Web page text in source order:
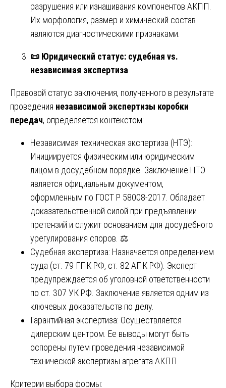
разрушения или изнашивания компонентов АКПП.
Их морфология, размер и химический состав
являются диагностическими признаками.
📜 Юридический статус: судебная vs.
независимая экспертиза
Правовой статус заключения, полученного в результате
проведения независимой экспертизы коробки
передач, определяется контекстом:
Независимая техническая экспертиза (НТЭ):
Инициируется физическим или юридическим
лицом в досудебном порядке. Заключение НТЭ
является официальным документом,
оформленным по ГОСТ Р 58008-2017. Обладает
доказательственной силой при предъявлении
претензий и служит основанием для досудебного
урегулирования споров. ⚖️
Судебная экспертиза: Назначается определением
суда (ст. 79 ГПК РФ, ст. 82 АПК РФ). Эксперт
предупреждается об уголовной ответственности
по ст. 307 УК РФ. Заключение является одним из
ключевых доказательств по делу.
Гарантийная экспертиза: Осуществляется
дилерским центром. Ее выводы могут быть
оспорены путем проведения независимой
технической экспертизы агрегата АКПП.
Критерии выбора формы: